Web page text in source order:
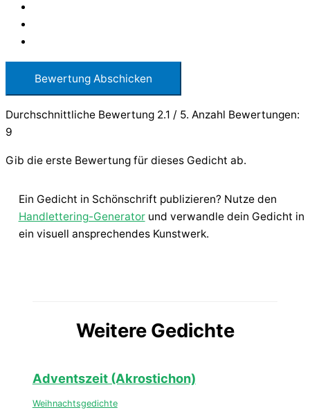
Bewertung Abschicken
Durchschnittliche Bewertung 2.1 / 5. Anzahl Bewertungen:
9
Gib die erste Bewertung für dieses Gedicht ab.
Ein Gedicht in Schönschrift publizieren? Nutze den
Handlettering-Generatorund verwandle dein Gedicht in
ein visuell ansprechendes Kunstwerk.
Weitere Gedichte
Adventszeit (Akrostichon)
Weihnachtsgedichte